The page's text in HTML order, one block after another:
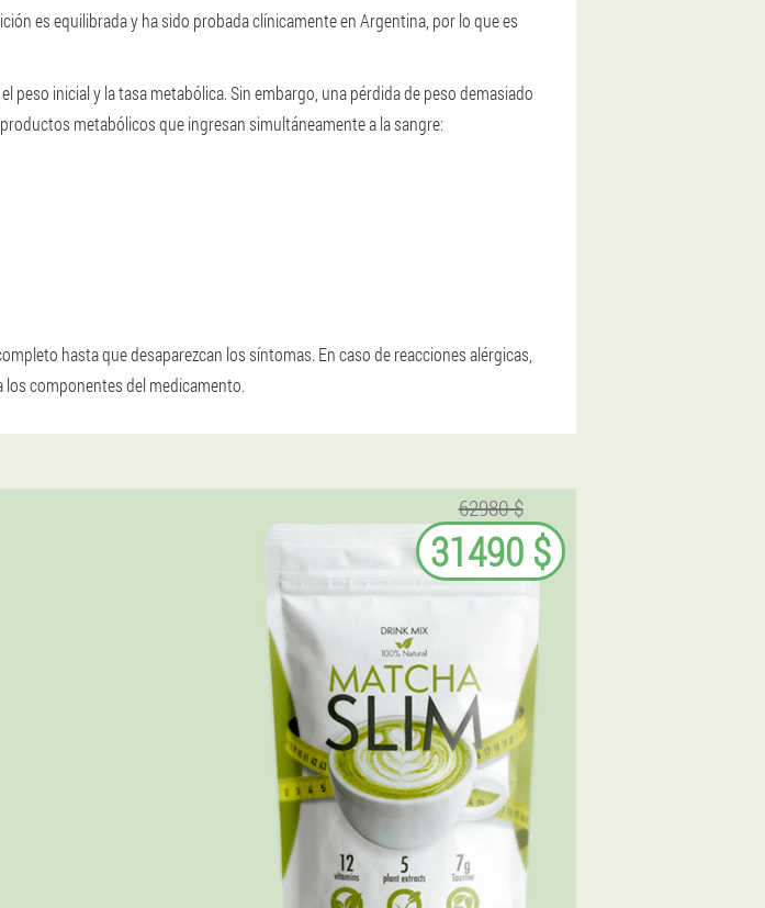
es equilibrada y ha sido probada clínicamente en Argentina, por lo que es
inicial y la tasa metabólica. Sin embargo, una pérdida de peso demasiado
metabólicos que ingresan simultáneamente a la sangre:
hasta que desaparezcan los síntomas. En caso de reacciones alérgicas,
los componentes del medicamento.
62980 $
31490 $